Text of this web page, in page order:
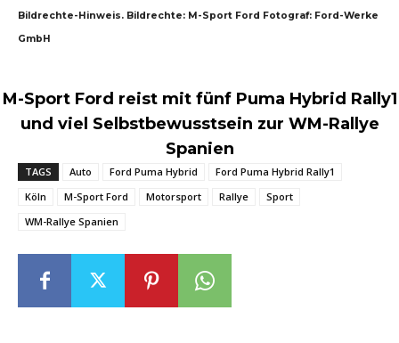
Bildrechte-Hinweis. Bildrechte: M-Sport Ford Fotograf: Ford-Werke
GmbH
M-Sport Ford reist mit fünf Puma Hybrid Rally1
und viel Selbstbewusstsein zur WM-Rallye
Spanien
TAGS Auto Ford Puma Hybrid
Ford Puma Hybrid Rally1
Köln
M-Sport Ford Motorsport Rallye
Sport
WM-Rallye Spanien